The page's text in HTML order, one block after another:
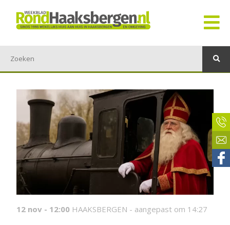
12 nov - 12:00 HAAKSBERGEN - aangepast om 14:27